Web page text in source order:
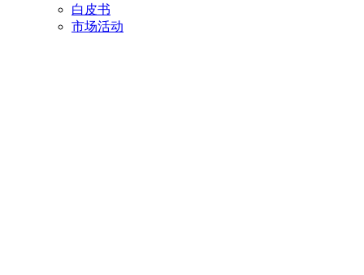
白皮书
市场活动